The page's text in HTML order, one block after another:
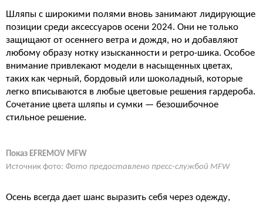
Шляпы с широкими полями вновь занимают лидирующие
позиции среди аксессуаров осени 2024. Они не только
защищают от осеннего ветра и дождя, но и добавляют
любому образу нотку изысканности и ретро-шика. Особое
внимание привлекают модели в насыщенных цветах,
таких как черный, бордовый или шоколадный, которые
легко вписываются в любые цветовые решения гардероба.
Сочетание цвета шляпы и сумки — безошибочное
стильное решение.
Показ EFREMOV MFW
Источник фото: Фото предоставлено пресс-службой MFW
Осень всегда дает шанс выразить себя через одежду,